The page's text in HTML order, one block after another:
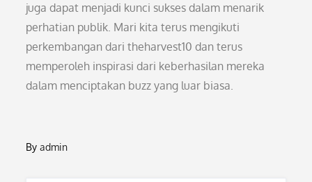
juga dapat menjadi kunci sukses dalam menarik
perhatian publik. Mari kita terus mengikuti
perkembangan dari theharvest10 dan terus
memperoleh inspirasi dari keberhasilan mereka
dalam menciptakan buzz yang luar biasa.
Byadmin